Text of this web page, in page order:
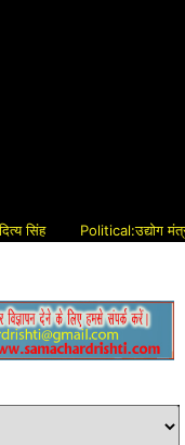
Political:उद्योग मंत्री ने